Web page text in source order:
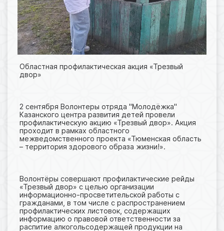
Областная профилактическая акция «Трезвый
двор»
2 сентября Волонтеры отряда "Молодёжка"
Казанского центра развития детей провели
профилактическую акцию «Трезвый двор». Акция
проходит в рамках областного
межведомственного проекта «Тюменская область
– территория здорового образа жизни!».
Волонтёры совершают профилактические рейды
«Трезвый двор» с целью организации
информационно-просветительской работы с
гражданами, в том числе с распространением
профилактических листовок, содержащих
информацию о правовой ответственности за
распитие алкогольсодержащей продукции на